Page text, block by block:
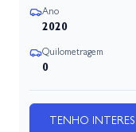
Ano
2020
Quilometragem
0
TENHO